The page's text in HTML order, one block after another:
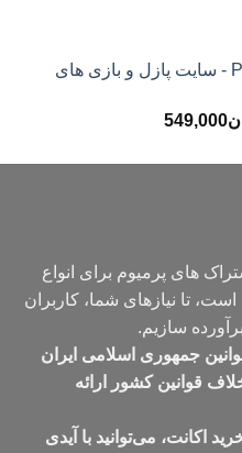
اکانت پرمیوم Puzzmo - سایت پازل و بازی های
549,000محدوده
تومان399,000
های پرمیوم برای انواع
تا نیازهای شما، کاربران
سازیم.
جمهوری اسلامی ایران
قوانین کشور ارائه
اکانت، می‌توانید با آیدی